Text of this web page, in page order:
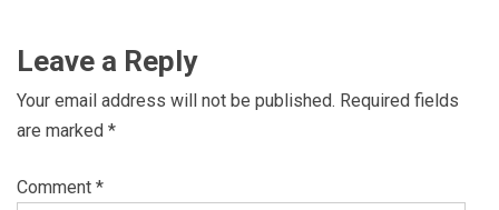
Leave a Reply
Your email address will not be published. Required fields
are marked *
Comment *